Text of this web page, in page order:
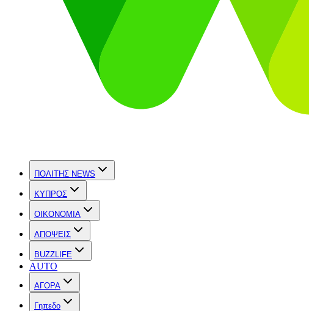
ΠΟΛΙΤΗΣ NEWS
ΚΥΠΡΟΣ
OIKONOMIA
ΑΠΟΨΕΙΣ
BUZZLIFE
AUTO
ΑΓΟΡΑ
Γηπεδο